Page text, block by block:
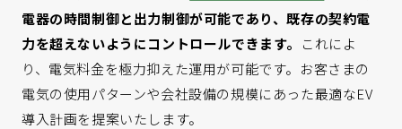
電器の時間制御と出力制御が可能であり、既存の契約電
力を超えないようにコントロールできます。
これによ
り、電気料金を極力抑えた運用が可能です。お客さまの
電気の使用パターンや会社設備の規模にあった最適なEV
導入計画を提案いたします。